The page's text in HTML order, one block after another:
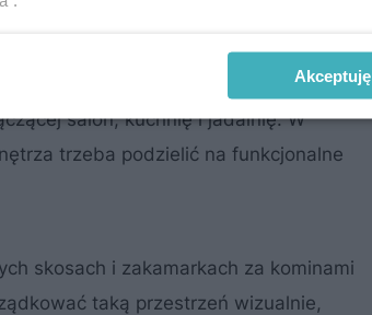
będzie to
stronach (
więźba płatwiowo-
salon, kuchnię i jadalnię. W
trzeba podzielić na funkcjonalne
skosach i zakamarkach za kominami
taką przestrzeń wizualnie,
Akceptuję